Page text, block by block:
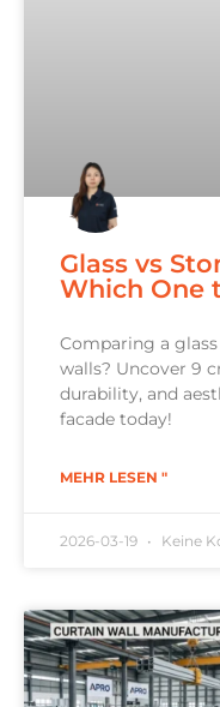
Glass vs
Which One
Comparing a
walls? Uncover 9
durability, and
facade today!
MEHR LESEN "
2026-03-19 Keine